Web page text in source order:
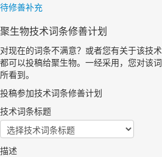
待修善补充
聚生物技术词条修善计划
对现在的词条不满意？或者您有关于该技
都可以投稿给聚生物。一经采用，您对该
所看到。
投稿参加技术词条修善计划
技术词条标题
描述